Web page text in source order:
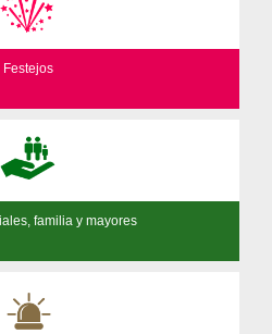
Festejos
familia y mayores